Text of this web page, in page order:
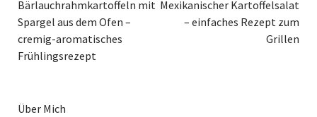
Bärlauchrahmkartoffeln mit
Spargel aus dem Ofen –
cremig-aromatisches
Frühlingsrezept
Mexikanischer Kartoffelsalat
– einfaches Rezept zum
Grillen
Über Mich